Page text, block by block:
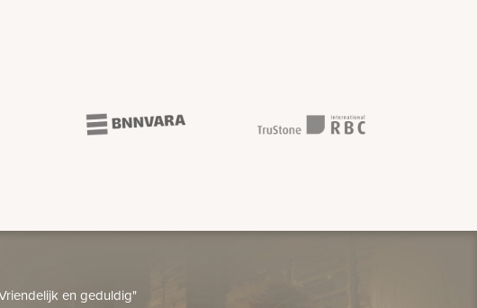
en geduldig"